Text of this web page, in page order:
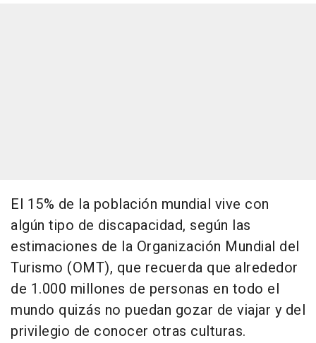
El 15% de la población mundial vive con
algún tipo de discapacidad, según las
estimaciones de la Organización Mundial del
Turismo (OMT), que recuerda que alrededor
de 1.000 millones de personas en todo el
mundo quizás no puedan gozar de viajar y del
privilegio de conocer otras culturas.